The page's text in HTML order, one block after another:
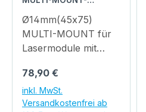
Gewinde M5x0.8 und
zusätzlich 4
Durchgangslöcher.
Die Gesamthöhe der
mm. Halterung für
Lasermodule mit
Durchmesser 20mm.
Ø14mm(45x75)
MULTI-MOUNT für
Lasermodule mit
Hochwertige
Halterung in
Industriequalität für
Regulärer Preis:
78,90 €
inkl. MwSt.
Versandkostenfrei ab